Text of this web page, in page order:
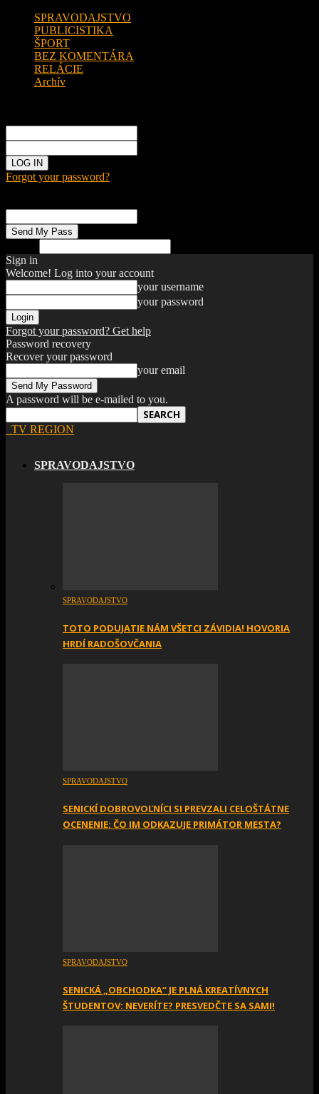
SPRAVODAJSTVO
PUBLICISTIKA
ŠPORT
BEZ KOMENTÁRA
RELÁCIE
Archív
Forgot your password?
Sign in
Welcome! Log into your account
your username
your password
Forgot your password? Get help
Password recovery
Recover your password
your email
A password will be e-mailed to you.
TV REGION
SPRAVODAJSTVO
SPRAVODAJSTVO
TOTO PODUJATIE NÁM VŠETCI ZÁVIDIA! HOVORIA
HRDÍ RADOŠOVČANIA
SPRAVODAJSTVO
SENICKÍ DOBROVOĽNÍCI SI PREVZALI CELOŠTÁTNE
OCENENIE: ČO IM ODKAZUJE PRIMÁTOR MESTA?
SPRAVODAJSTVO
SENICKÁ „OBCHODKA“ JE PLNÁ KREATÍVNYCH
ŠTUDENTOV: NEVERÍTE? PRESVEDČTE SA SAMI!